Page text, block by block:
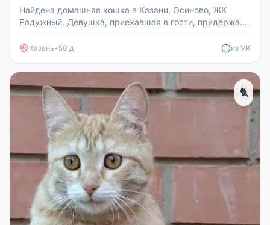
Найдена домашняя кошка в Казани, Осиново, ЖК
Радужный. Девушка, приехавшая в гости, придержала
Казань• 50 д из VK
🐈